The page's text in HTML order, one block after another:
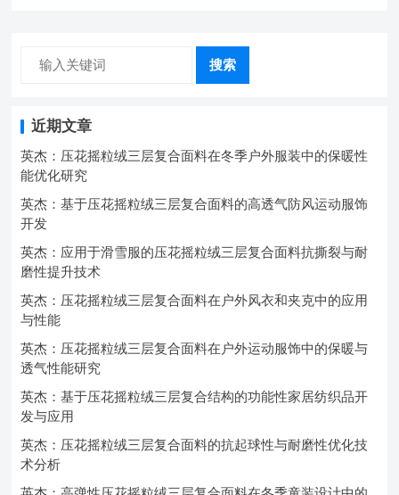
搜索
近期文章
英杰：压花摇粒绒三层复合面料在冬季户外服装中的保暖性
能优化研究
英杰：基于压花摇粒绒三层复合面料的高透气防风运动服饰
开发
英杰：应用于滑雪服的压花摇粒绒三层复合面料抗撕裂与耐
磨性提升技术
英杰：压花摇粒绒三层复合面料在户外风衣和夹克中的应用
与性能
英杰：压花摇粒绒三层复合面料在户外运动服饰中的保暖与
透气性能研究
英杰：基于压花摇粒绒三层复合结构的功能性家居纺织品开
发与应用
英杰：压花摇粒绒三层复合面料的抗起球性与耐磨性优化技
术分析